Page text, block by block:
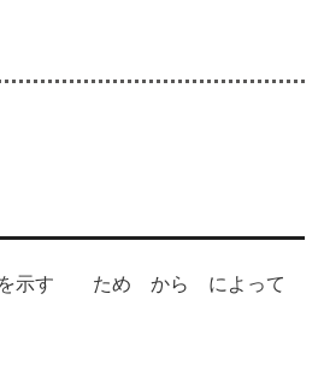
を示す ため から によって